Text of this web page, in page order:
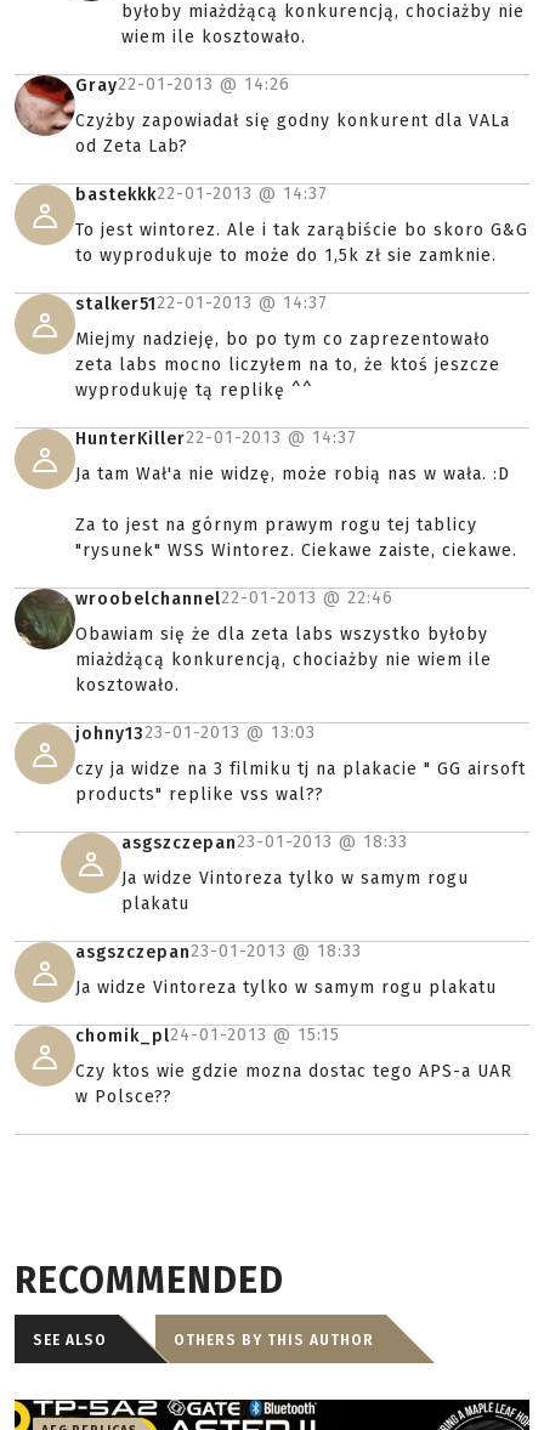
byłoby miażdżącą konkurencją, chociażby nie
wiem ile kosztowało.
Gray22-01-2013 @ 14:26
Czyżby zapowiadał się godny konkurent dla VALa
od Zeta Lab?
bastekkk22-01-2013 @ 14:37
To jest wintorez. Ale i tak zarąbiście bo skoro G&G
to wyprodukuje to może do 1,5k zł sie zamknie.
stalker5122-01-2013 @ 14:37
Miejmy nadzieję, bo po tym co zaprezentowało
zeta labs mocno liczyłem na to, że ktoś jeszcze
wyprodukuję tą replikę ^^
HunterKiller22-01-2013 @ 14:37
Ja tam Wał'a nie widzę, może robią nas w wała. :D
Za to jest na górnym prawym rogu tej tablicy
"rysunek" WSS Wintorez. Ciekawe zaiste, ciekawe.
wroobelchannel22-01-2013 @ 22:46
Obawiam się że dla zeta labs wszystko byłoby
miażdżącą konkurencją, chociażby nie wiem ile
kosztowało.
johny1323-01-2013 @ 13:03
czy ja widze na 3 filmiku tj na plakacie " GG airsoft
products" replike vss wal??
asgszczepan23-01-2013 @ 18:33
Ja widze Vintoreza tylko w samym rogu
plakatu
asgszczepan23-01-2013 @ 18:33
Ja widze Vintoreza tylko w samym rogu plakatu
chomik_pl24-01-2013 @ 15:15
Czy ktos wie gdzie mozna dostac tego APS-a UAR
w Polsce??
RECOMMENDED
SEE ALSO OTHERS BY THIS AUTHOR